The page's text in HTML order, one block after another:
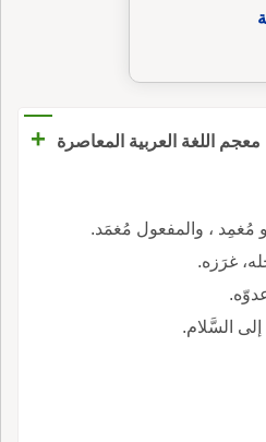
معجم اللغة العربية المعاصرة +
مُغمِد ، والمفعول مُغمَد.
غرَزه.
السَّلام.